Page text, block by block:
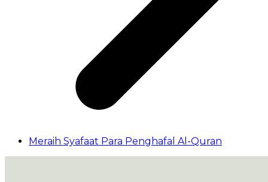
Meraih Syafaat Para Penghafal Al-Quran